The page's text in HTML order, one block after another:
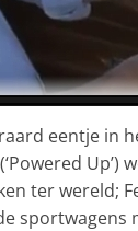
eentje in
ter wereld;